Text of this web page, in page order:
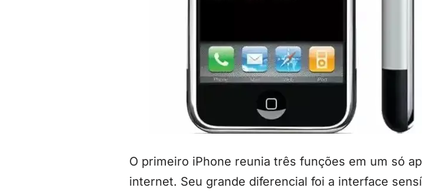
O primeiro iPhone reunia três funções em um só
internet. Seu grande diferencial foi a interface